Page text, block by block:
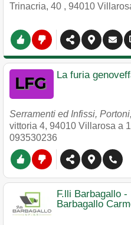
Trinacria, 40 , 94010
La furia
Serramenti ed Infissi,
vittoria 4, 94010 Villarosa a
093530236
F.lli Barbagallo
Barbagallo